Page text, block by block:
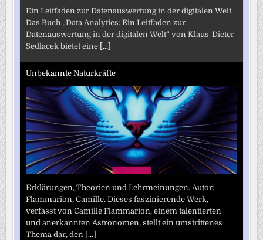
Ein Leitfaden zur Datenauswertung in der digitalen Welt
Das Buch „Data Analytics: Ein Leitfaden zur
Datenauswertung in der digitalen Welt“ von Klaus-Dieter
Sedlacek bietet eine [...]
Unbekannte Naturkräfte
Erklärungen, Theorien und Lehrmeinungen. Autor:
Flammarion, Camille. Dieses faszinierende Werk,
verfasst von Camille Flammarion, einem talentierten
und anerkannten Astronomen, stellt ein umstrittenes
Thema dar, den [...]